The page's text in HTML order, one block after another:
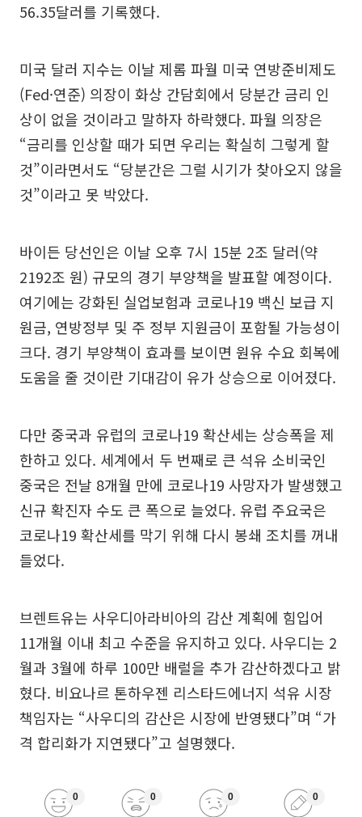
56.35달러를 기록했다.
미국 달러 지수는 이날 제롬 파월 미국 연방준비제도
(Fed·연준) 의장이 화상 간담회에서 당분간 금리 인
상이 없을 것이라고 말하자 하락했다. 파월 의장은
“금리를 인상할 때가 되면 우리는 확실히 그렇게 할
것”이라면서도 “당분간은 그럴 시기가 찾아오지 않을
것”이라고 못 박았다.
바이든 당선인은 이날 오후 7시 15분 2조 달러(약
2192조 원) 규모의 경기 부양책을 발표할 예정이다.
여기에는 강화된 실업보험과 코로나19 백신 보급 지
원금, 연방정부 및 주 정부 지원금이 포함될 가능성이
크다. 경기 부양책이 효과를 보이면 원유 수요 회복에
도움을 줄 것이란 기대감이 유가 상승으로 이어졌다.
다만 중국과 유럽의 코로나19 확산세는 상승폭을 제
한하고 있다. 세계에서 두 번째로 큰 석유 소비국인
중국은 전날 8개월 만에 코로나19 사망자가 발생했고
신규 확진자 수도 큰 폭으로 늘었다. 유럽 주요국은
코로나19 확산세를 막기 위해 다시 봉쇄 조치를 꺼내
들었다.
브렌트유는 사우디아라비아의 감산 계획에 힘입어
11개월 이내 최고 수준을 유지하고 있다. 사우디는 2
월과 3월에 하루 100만 배럴을 추가 감산하겠다고 밝
혔다. 비요나르 톤하우젠 리스타드에너지 석유 시장
책임자는 “사우디의 감산은 시장에 반영됐다”며 “가
격 합리화가 지연됐다”고 설명했다.
0 0 0 0